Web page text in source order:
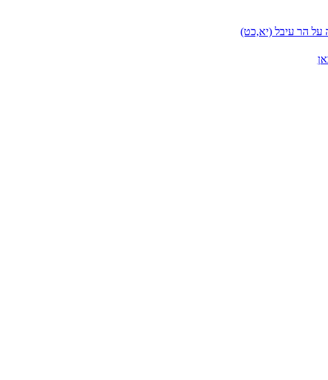
על הר עיבל (יא,כט)